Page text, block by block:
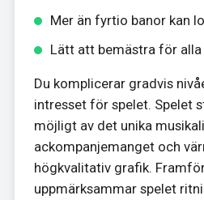
Mer än fyrtio banor kan
Lätt att bemästra för alla
Du komplicerar gradvis
intresset för spelet. Spelet
möjligt av det unika
ackompanjemanget och
högkvalitativ grafik.
uppmärksammar spelet